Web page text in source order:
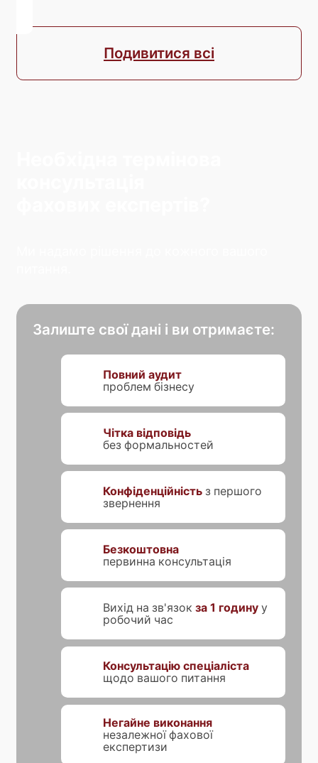
Подивитися всі
Залиште свої дані і ви отримаєте:
Повний аудит
проблем бізнесу
Чітка відповідь
без формальностей
Конфіденційністьз першого
звернення
Безкоштовна
первинна консультація
Вихід на зв'язок за 1 годинуу
робочий час
Консультацію спеціаліста
щодо вашого питання
Негайне виконання
незалежної фахової
експертизи